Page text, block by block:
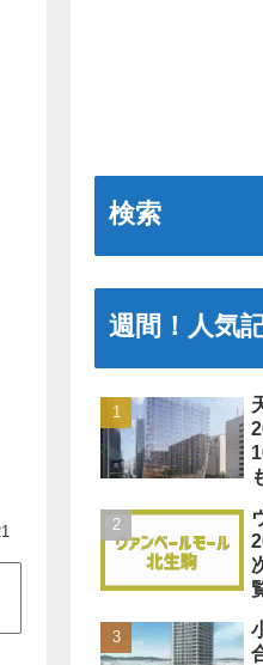
検索
週間！人気